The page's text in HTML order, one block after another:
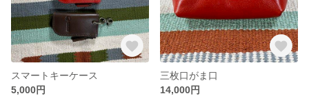
スマートキーケース
5,000円
三枚口がま口
14,000円